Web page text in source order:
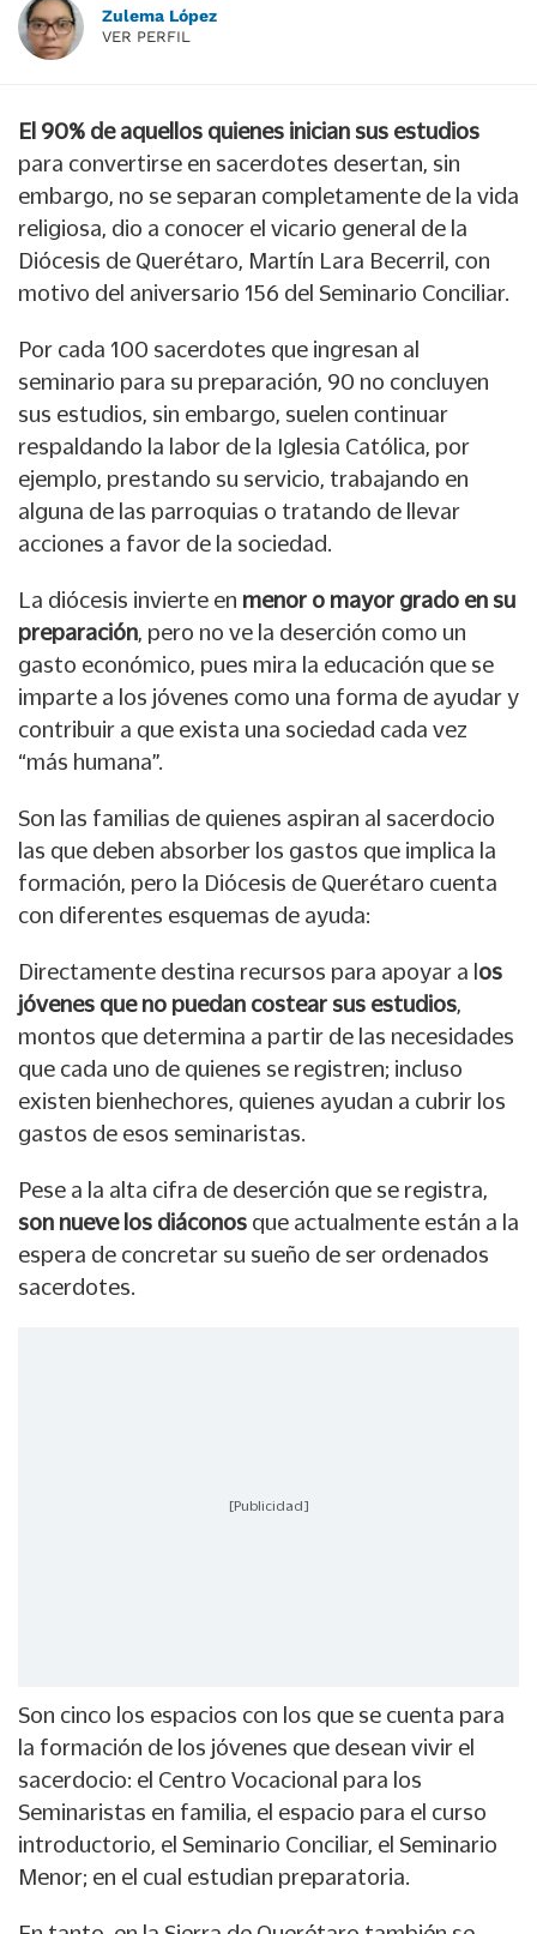
Zulema López
VER PERFIL
El 90% de aquellos quienes inician sus estudios
para convertirse en sacerdotes desertan, sin
embargo, no se separan completamente de la vida
religiosa, dio a conocer el vicario general de la
Diócesis de Querétaro, Martín Lara Becerril, con
motivo del aniversario 156 del Seminario Conciliar.
Por cada 100 sacerdotes que ingresan al
seminario para su preparación, 90 no concluyen
sus estudios, sin embargo, suelen continuar
respaldando la labor de la Iglesia Católica, por
ejemplo, prestando su servicio, trabajando en
alguna de las parroquias o tratando de llevar
acciones a favor de la sociedad.
La diócesis invierte en menor o mayor grado en su
preparación , pero no ve la deserción como un
gasto económico, pues mira la educación que se
imparte a los jóvenes como una forma de ayudar y
contribuir a que exista una sociedad cada vez
“más humana”.
Son las familias de quienes aspiran al sacerdocio
las que deben absorber los gastos que implica la
formación, pero la Diócesis de Querétaro cuenta
con diferentes esquemas de ayuda:
Directamente destina recursos para apoyar a los
jóvenes que no puedan costear sus estudios
montos que determina a partir de las necesidades
que cada uno de quienes se registren; incluso
existen bienhechores, quienes ayudan a cubrir los
gastos de esos seminaristas.
Pese a la alta cifra de deserción que se registra,
son nueve los diáconos que actualmente están a la
espera de concretar su sueño de ser ordenados
sacerdotes.
[Publicidad]
Son cinco los espacios con los que se cuenta para
la formación de los jóvenes que desean vivir el
sacerdocio: el Centro Vocacional para los
Seminaristas en familia, el espacio para el curso
introductorio, el Seminario Conciliar, el Seminario
Menor; en el cual estudian preparatoria.